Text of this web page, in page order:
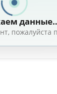
Collide
(2024) WEB-
Collide (2024)
пожалуйста